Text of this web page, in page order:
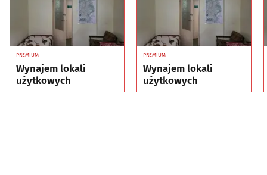
PREMIUM
Wynajem lokali
użytkowych
PREMIUM
Wynajem lokali
użytkowych